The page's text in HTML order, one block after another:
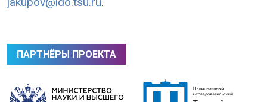
ПАРТНЁРЫ ПРОЕКТА